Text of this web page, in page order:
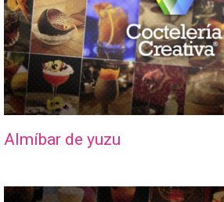
Almíbar de yuzu